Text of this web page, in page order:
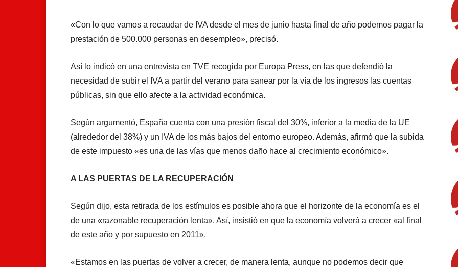
«Con lo que vamos a recaudar de IVA desde el mes de junio hasta final de año podemos pagar la
prestación de 500.000 personas en desempleo», precisó.
Así lo indicó en una entrevista en TVE recogida por Europa Press, en las que defendió la
necesidad de subir el IVA a partir del verano para sanear por la vía de los ingresos las cuentas
públicas, sin que ello afecte a la actividad económica.
Según argumentó, España cuenta con una presión fiscal del 30%, inferior a la media de la UE
(alrededor del 38%) y un IVA de los más bajos del entorno europeo. Además, afirmó que la subida
de este impuesto «es una de las vías que menos daño hace al crecimiento económico».
A LAS PUERTAS DE LA RECUPERACIÓN
Según dijo, esta retirada de los estímulos es posible ahora que el horizonte de la economía es el
de una «razonable recuperación lenta». Así, insistió en que la economía volverá a crecer «al final
de este año y por supuesto en 2011».
«Estamos en las puertas de volver a crecer, de manera lenta, aunque no podemos decir que